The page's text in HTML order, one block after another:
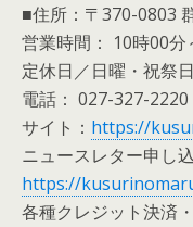
■住所：〒370-0803
営業時間： 10時00分
定休日／日曜・祝祭日
電話： 027-327-2220
サイト： https://
ニュースレター申し
https://
各種クレジット決済